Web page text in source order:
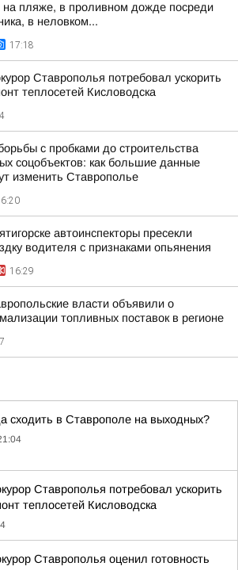
на пляже, в проливном дожде посреди
в неловком...
17:18
Ставрополья потребовал ускорить
теплосетей Кисловодска
с пробками до строительства
соцобъектов: как большие данные
изменить Ставрополье
автоинспекторы пресекли
водителя с признаками опьянения
16:29
власти объявили о
топливных поставок в регионе
сходить в Ставрополе на выходных?
Ставрополья потребовал ускорить
теплосетей Кисловодска
Ставрополья оценил готовность